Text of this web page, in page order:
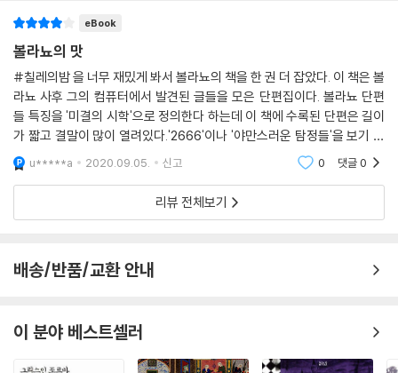
위장한 것에 지나지 않는 존경에의 욕구에서 생겨납니다. 상황을 잘 모르
는 사람의 눈에는 우리가 시도 때도 없이 존경이라는 단어를 입에 올리는
뉴욕 갱스터 영화의 단역 배우들처럼 보일 겁니다. 솔직히 언뜻 보기에 우
리는 하염없이 고도를 기다리는 30대와 40대, 그리고 간간이 50대가 끼
어 있는 한심한 작가들의 모임입니다. 여기에서의 고도란 노벨 문학상, 후
안 룰포 문학상, 세르반테스 문학상, 아스투리아스 왕자 문학상, 그리고 로
물로 가예고스 문학상을 뜻합니다.
---「세비야가 나를 죽인다」중에서
실제 사진 한 장을 바탕으로 전개한 어지럽고 은밀한 상상의 모험을 보여
사진 속의 디테일들을 집요하게 관찰하며, 그러한 관찰과 기존에 알려진
정보를 바탕으로 가정을 통해 점차적으로 이야기를 확장해 나간다. 동료들
이며 연인들이기도 한 이들의 내밀하고 복잡한 관계 사이에 프랑스에 온
중앙아메리카 출신 청년 Z가 끼어들며 이야기는 더욱 입체적인 국면으로
흥미롭게 얽혀 든다.
「산중 장로」와 「울리세스의 죽음」은 볼라뇨의 대표작 『야만스러운 탐정들』
의 주요 등장인물인 아르투로 벨라노와 울리세스 리마가 등장하는 단편들
신이라고 할 수 있는 인물들로서, 산티아고는 볼라뇨가 『야만스러운 탐정
작된 오랜 세월의 우정을 담담한 어조로 담아낸 글이다. 「울리세스의 죽음」
은 볼라뇨가 자신보다 일찍 세상을 떠난 산티아고에게 바치는 오마주 같은
- 가즈오 이시구로
볼라뇨의 초현실적인 소설을 묘사하기란 불가능하다. 이는 광적인 영광 가
운데 체험되어야 한다.
- 스티븐 킹
볼라뇨의 작품들은 「삶의 급류」이다.
eBook
볼라뇨의 맛
#칠레의밤 을 너무 재밌게 봐서 볼라뇨의 책을 한 권 더 잡았다. 이 책은 볼
라뇨 사후 그의 컴퓨터에서 발견된 글들을 모은 단편집이다. 볼라뇨 단편
들 특징을 '미결의 시학'으로 정의한다 하는데 이 책에 수록된 단편은 길이
가 짧고 결말이 많이 열려있다.'2666'이나 '야만스러운 탐정들'을 보기 전
에 좀 더 볼라뇨를 알고 싶어 골랐는데 미결 작품들이라 살짝 김이 빠졌다.
그러나 '266
u*****a 2020.09.05. 신고 0 댓글0
리뷰 전체보기
배송/반품/교환 안내
이 분야 베스트셀러